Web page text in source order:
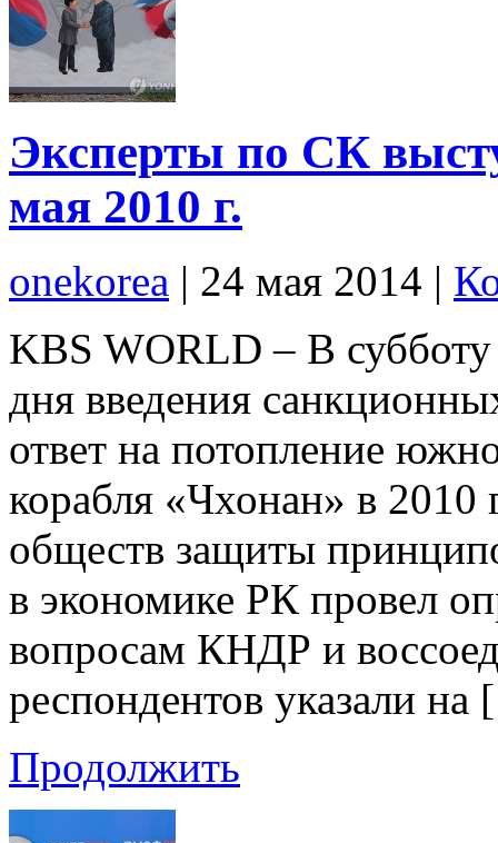
Эксперты по СК
мая 2010 г.
onekorea | 24 мая 2014 |
KBS WORLD – В субботу
дня введения
ответ на потопление
корабля «Чхонан» в
обществ защиты
в экономике РК провел
вопросам КНДР и
респондентов указали
Продолжить